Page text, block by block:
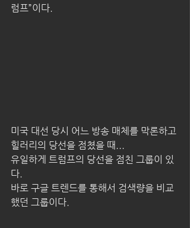
럼프”이다.
미국 대선 당시 어느 방송 매체를 막론하고
힐러리의 당선을 점쳤을 때...
유일하게 트럼프의 당선을 점친 그룹이 있
다.
바로 구글 트렌드를 통해서 검색량을 비교
했던 그룹이다.